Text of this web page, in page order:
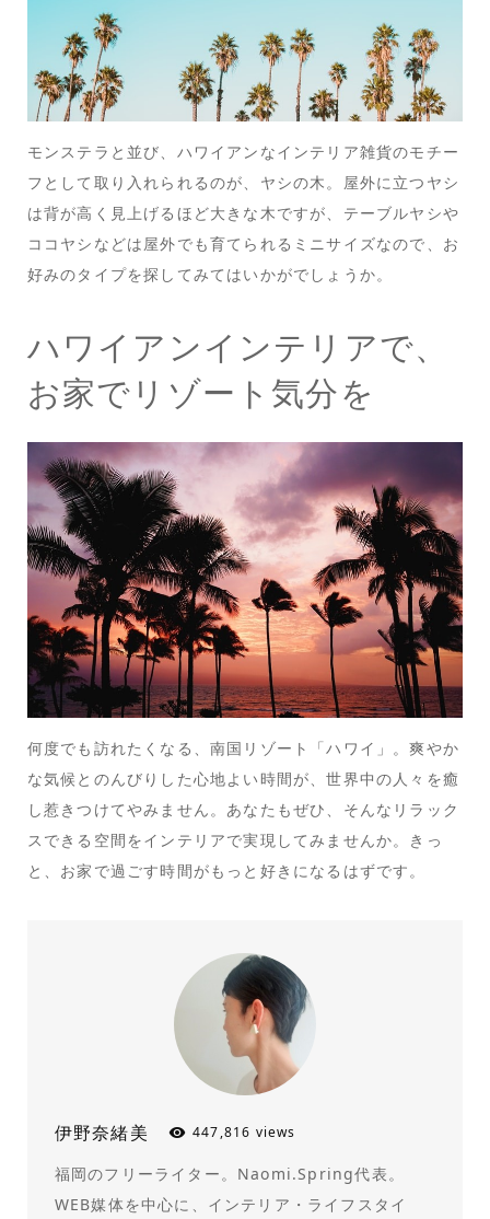
モンステラと並び、ハワイアンなインテリア雑貨のモチー
フとして取り入れられるのが、ヤシの木。屋外に立つヤシ
は背が高く見上げるほど大きな木ですが、テーブルヤシや
ココヤシなどは屋外でも育てられるミニサイズなので、お
好みのタイプを探してみてはいかがでしょうか。
ハワイアンインテリアで、
お家でリゾート気分を
何度でも訪れたくなる、南国リゾート「ハワイ」。爽やか
な気候とのんびりした心地よい時間が、世界中の人々を癒
し惹きつけてやみません。あなたもぜひ、そんなリラック
スできる空間をインテリアで実現してみませんか。きっ
と、お家で過ごす時間がもっと好きになるはずです。
伊野奈緒美 447,816 views
福岡のフリーライター。Naomi.Spring代表。
WEB媒体を中心に、インテリア・ライフスタイ